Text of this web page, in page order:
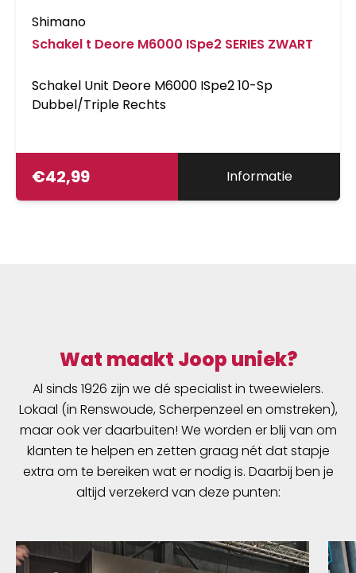
Shimano
Schakel t Deore M6000 ISpe2 SERIES ZWART
Schakel Unit Deore M6000 ISpe2 10-Sp
Dubbel/Triple Rechts
€42,99 Informatie
Wat maakt Joop uniek?
Al sinds 1926 zijn we dé specialist in tweewielers.
Lokaal (in Renswoude, Scherpenzeel en omstreken),
maar ook ver daarbuiten! We worden er blij van om
klanten te helpen en zetten graag nét dat stapje
extra om te bereiken wat er nodig is. Daarbij ben je
altijd verzekerd van deze punten: